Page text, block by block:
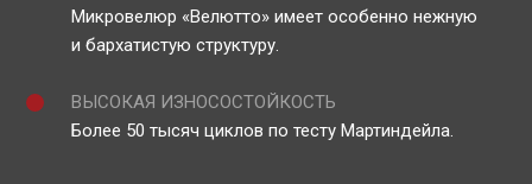
Микровелюр «Велютто» имеет особенно нежную
и бархатистую структуру.
ВЫСОКАЯ ИЗНОСОСТОЙКОСТЬ
Более 50 тысяч циклов по тесту Мартиндейла.